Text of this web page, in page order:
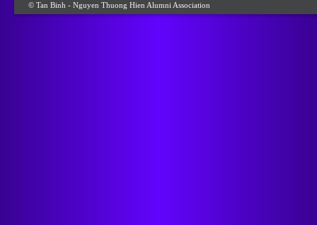
© Tan Binh - Nguyen Thuong Hien Alumni Association